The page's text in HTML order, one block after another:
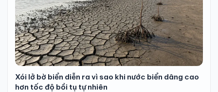
Xói lở bờ biển diễn ra vì sao khi nước biển dâng cao
hơn tốc độ bồi tụ tự nhiên